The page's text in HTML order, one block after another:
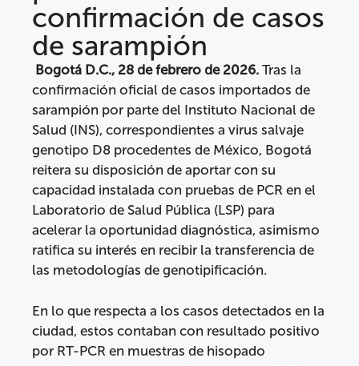
confirmación de casos
de sarampión
Bogotá D.C., 28 de febrero de 2026. Tras la
confirmación oficial de casos importados de
sarampión por parte del Instituto Nacional de
Salud (INS), correspondientes a virus salvaje
genotipo D8 procedentes de México, Bogotá
reitera su disposición de aportar con su
capacidad instalada con pruebas de PCR en el
Laboratorio de Salud Pública (LSP) para
acelerar la oportunidad diagnóstica, asimismo
ratifica su interés en recibir la transferencia de
las metodologías de genotipificación.
En lo que respecta a los casos detectados en la
ciudad, estos contaban con resultado positivo
por RT-PCR en muestras de hisopado